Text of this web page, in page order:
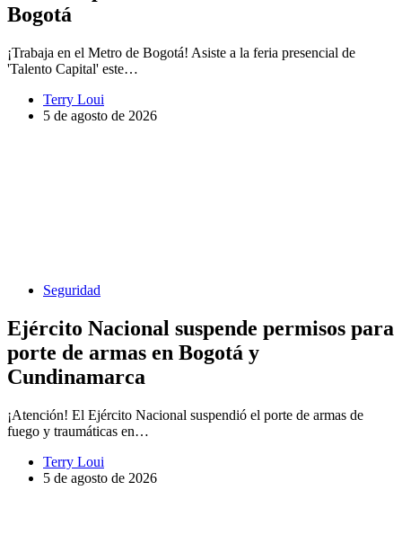
Bogotá
¡Trabaja en el Metro de Bogotá! Asiste a la feria presencial de
'Talento Capital' este…
Terry Loui
5 de agosto de 2026
Seguridad
Ejército Nacional suspende permisos para
porte de armas en Bogotá y
Cundinamarca
¡Atención! El Ejército Nacional suspendió el porte de armas de
fuego y traumáticas en…
Terry Loui
5 de agosto de 2026